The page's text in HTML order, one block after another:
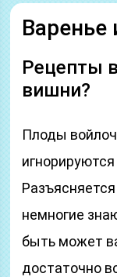
Варенье
Рецепты
вишни?
Плоды
немногие
быть может
достаточно